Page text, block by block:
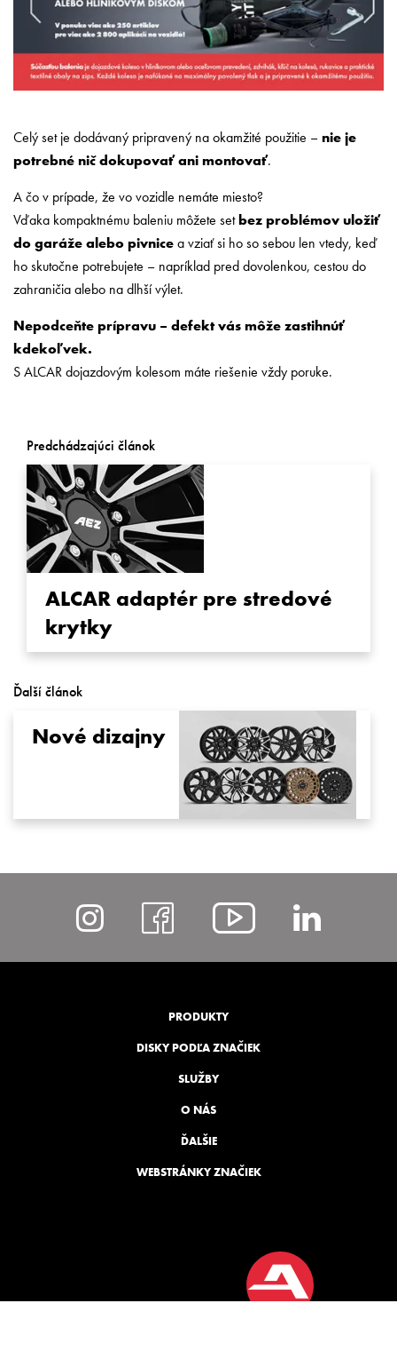
Celý set je dodávaný pripravený na okamžité použitie –nie je
potrebné nič dokupovať ani montovať.
A čo v prípade, že vo vozidle nemáte miesto?
Vďaka kompaktnému baleniu môžete setbez problémov uložiť
do garáže alebo pivnicea vziať si ho so sebou len vtedy, keď
ho skutočne potrebujete – napríklad pred dovolenkou, cestou do
zahraničia alebo na dlhší výlet.
Nepodceňte prípravu – defekt vás môže zastihnúť
kdekoľvek.
S ALCAR dojazdovým kolesom máte riešenie vždy poruke.
Predchádzajúci článok
ALCAR adaptér pre stredové
krytky
Ďalší článok
Nové dizajny
https://https://https://
PRODUKTY
DISKY PODĽA ZNAČIEK
SLUŽBY
O NÁS
ĎALŠIE
WEBSTRÁNKY ZNAČIEK